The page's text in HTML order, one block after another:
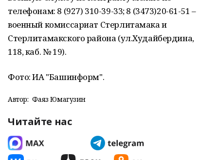
телефонам: 8 (927) 310-39-33; 8 (3473)20-61-51 –
военный комиссариат Стерлитамака и
Стерлитамакского района (ул.Худайбердина,
118, каб. № 19).
Фото: ИА "Башинформ".
Автор: Фаяз Юмагузин
Читайте нас